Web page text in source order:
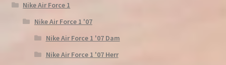
Nike Air Force 1
Nike Air Force 1 '07
Nike Air Force 1 '07 Dam
Nike Air Force 1 '07 Herr